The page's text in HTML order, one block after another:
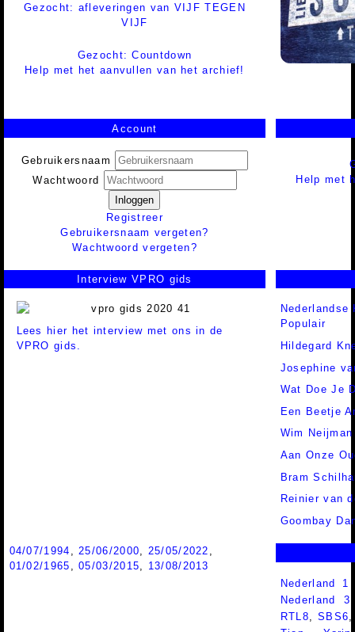
Gezocht: afleveringen van VIJF TEGEN
VIJF
Gezocht: Countdown
Help met het aanvullen van het archief!
Account
Gebruikersnaam
Wachtwoord
Inloggen
Registreer
Gebruikersnaam vergeten?
Wachtwoord vergeten?
Help met
Interview VPRO gids
Lees hier het interview met ons in de
VPRO gids.
Populair
Hildegard
Josephine
Wat Doe Je
Een Beetje
Wim Neijman
Aan Onze
Bram
Reinier van
Goombay
04/07/1994 ,25/06/2000, 25/05/2022 ,
01/02/1965 ,05/03/2015, 13/08/2013
Nederland 1
Nederland
RTL8 ,SBS6